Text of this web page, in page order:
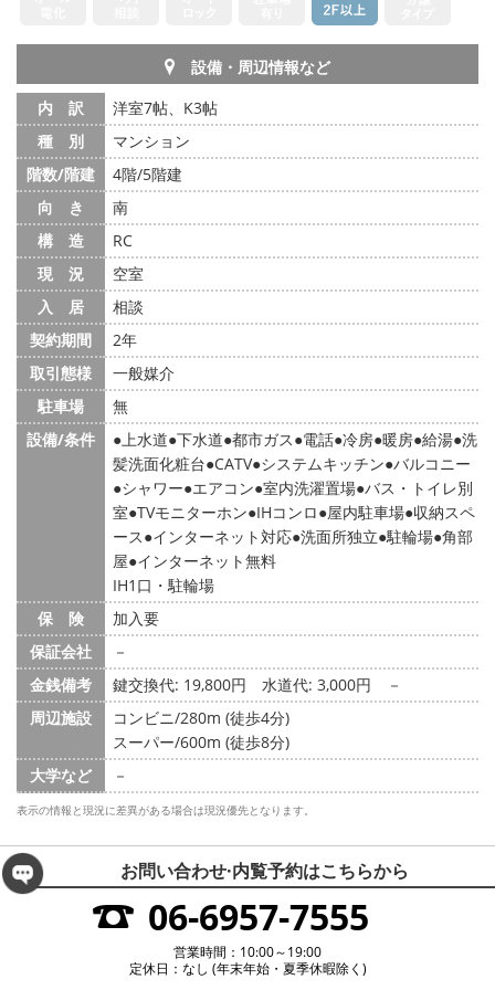
設備・周辺情報など
内 訳
洋室7帖、K3帖
種 別
マンション
階数/階建
4階/5階建
向 き
南
構 造
RC
現 況
空室
入 居
相談
契約期間
2年
取引態様
一般媒介
駐車場
無
設備/条件
上水道 下水道 都市ガス 電話 冷房 暖房 給湯 洗
髪洗面化粧台 CATV システムキッチン バルコニー
シャワー エアコン 室内洗濯置場 バス・トイレ別
室 TVモニターホン IHコンロ 屋内駐車場 収納スペ
ース インターネット対応 洗面所独立 駐輪場 角部
屋 インターネット無料
IH1口・駐輪場
保 険
加入要
保証会社
－
金銭備考
鍵交換代: 19,800円 水道代: 3,000円
－
周辺施設
コンビニ/280m (徒歩4分)
スーパー/600m (徒歩8分)
大学など
－
表示の情報と現況に差異がある場合は現況優先となります。
お問い合わせ·内覧予約はこちらから
06-6957-7555
営業時間：10:00～19:00
定休日：なし (年末年始・夏季休暇除く)